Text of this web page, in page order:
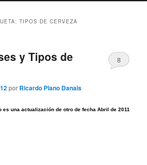
TIPOS DE CERVEZA
y Tipos de
por Ricardo Plano Danais
8
es una actualización de otro de fecha Abril de 2011